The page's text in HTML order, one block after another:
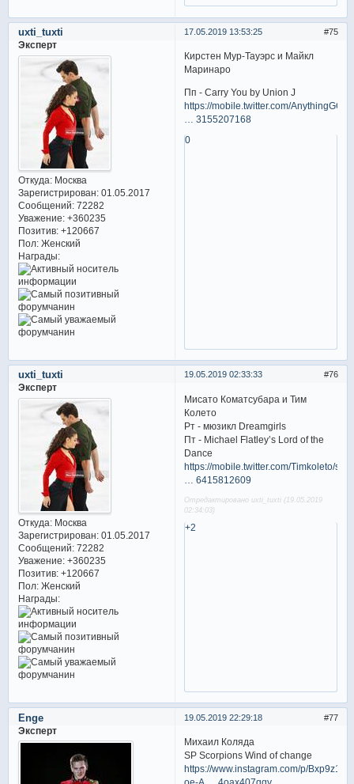
75
17.05.2019 13:53:25
uxti_tuxti
Эксперт
Откуда:Москва
Зарегистрирован: 01.05.2017
Сообщений:72282
Уважение: +360235
Позитив: +120667
Пол:Женский
Награды:
Кирстен Мур-Тауэрс и Майкл
Маринаро
Пп - Carry You by Union J
https://mobile.twitter.com/AnythingGOE/
… 3155207168
0
76
19.05.2019 02:33:33
uxti_tuxti
Эксперт
Откуда:Москва
Зарегистрирован: 01.05.2017
Сообщений:72282
Уважение: +360235
Позитив: +120667
Пол:Женский
Награды:
Мисато Коматсубара и Тим
Колето
Рт - мюзикл Dreamgirls
Пт - Michael Flatley’s Lord of the
Dance
https://mobile.twitter.com/Timkoleto/st
… 6415812609
Отредактировано uxti_tuxti (19.05.2019
02:34:03)
+2
77
19.05.2019 22:29:18
Enge
Эксперт
Михаил Коляда
SP Scorpions Wind of change
https://www.instagram.com/p/Bxp9z1-
oe-A … 4oax407qqy